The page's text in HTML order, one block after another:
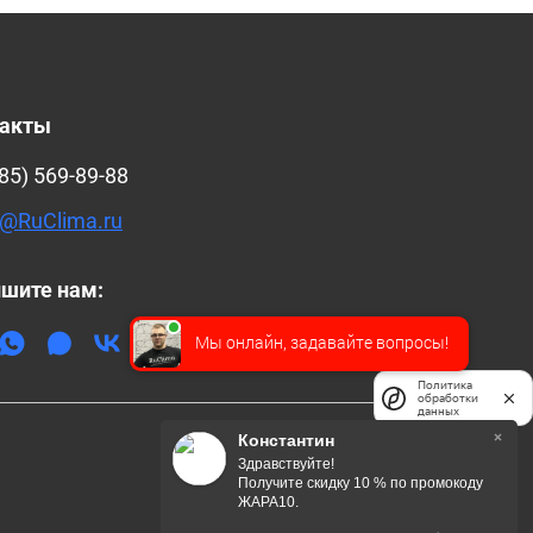
569-89-88
нам:
×
Константин
Здравствуйте!
Получите скидку 10 % по промокоду
ЖАРА10.
Мы онлайн, задавайте вопросы!
Политика
обработки
данных